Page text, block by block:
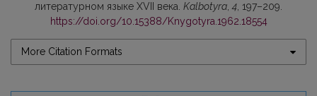
литературном языке XVII века. Kalbotyra ,4 , 197–209.
https://doi.org/10.15388/Knygotyra.1962.18554
More Citation Formats